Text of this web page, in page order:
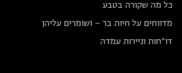
כל מה שקורה בטבע
מדווחים על חיות בר – ושומרים עליהן
דו״חות וניירות עמדה